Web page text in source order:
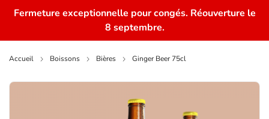
Fermeture exceptionnelle pour congés. Réouverture le
8 septembre.
Accueil Boissons Bières Ginger Beer 75cl